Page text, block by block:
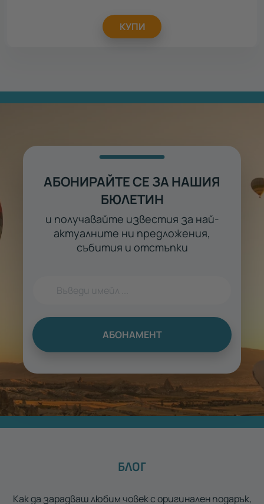
КУПИ
АБОНИРАЙТЕ СЕ ЗА НАШИЯ
БЮЛЕТИН
и получавайте известия за най-
актуалните ни предложения,
събития и отстъпки
АБОНАМЕНТ
БЛОГ
Как да зарадваш любим човек с оригинален подарък,